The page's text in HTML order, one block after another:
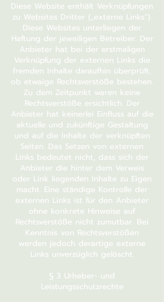
Diese Website enthält Verknüpfungen
zu Websites Dritter („externe Links“).
Diese Websites unterliegen der
Haftung der jeweiligen Betreiber. Der
Anbieter hat bei der erstmaligen
Verknüpfung der externen Links die
fremden Inhalte daraufhin überprüft,
ob etwaige Rechtsverstöße bestehen.
Zu dem Zeitpunkt waren keine
Rechtsverstöße ersichtlich. Der
Anbieter hat keinerlei Einfluss auf die
aktuelle und zukünftige Gestaltung
und auf die Inhalte der verknüpften
Seiten. Das Setzen von externen
Links bedeutet nicht, dass sich der
Anbieter die hinter dem Verweis
oder Link liegenden Inhalte zu Eigen
macht. Eine ständige Kontrolle der
externen Links ist für den Anbieter
ohne konkrete Hinweise auf
Rechtsverstöße nicht zumutbar. Bei
Kenntnis von Rechtsverstößen
werden jedoch derartige externe
Links unverzüglich gelöscht.
§ 3 Urheber- und
Leistungsschutzrechte